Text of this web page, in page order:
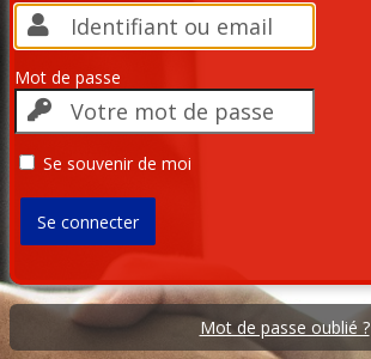
Mot de passe
Se souvenir de moi
Mot de passe oublié ?